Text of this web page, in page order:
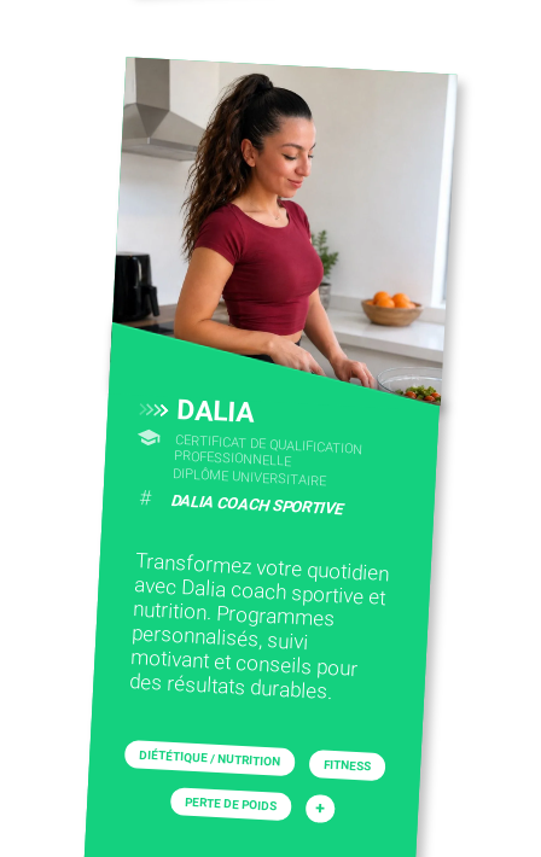
DALIA
CERTIFICAT DE QUALIFICATION
PROFESSIONNELLE
DIPLÔME UNIVERSITAIRE
# DALIA COACH SPORTIVE
Transformez votre quotidien
avec Dalia coach sportive et
nutrition. Programmes
personnalisés, suivi
motivant et conseils pour
des résultats durables.
DIÉTÉTIQUE / NUTRITION FITNESS
PERTE DE POIDS +